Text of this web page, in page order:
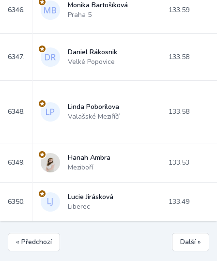
6346.
Monika Bartošíková
Praha 5
133.59
6347.
Daniel Rákosnik
Velké Popovice
133.58
6348.
Linda Poborilova
Valašské Meziříčí
133.58
6349.
Hanah Ambra
Meziboří
133.53
6350.
Lucie Jirásková
Liberec
133.49
« Předchozí Další »